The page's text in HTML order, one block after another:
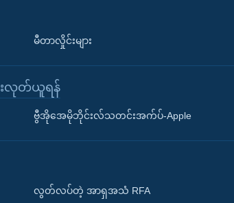
မီတာလှိုင်းများ
းလုတ်ယူရန်
ဗွီအိုအေမိုဘိုင်းလ်သတင်းအက်ပ်-Apple
လွတ်လပ်တဲ့ အာရှအသံ RFA